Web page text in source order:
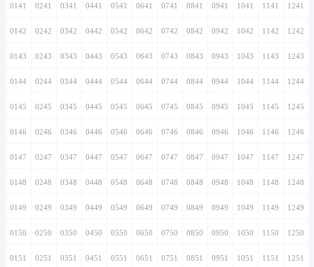
0141 0241 0341 0441 0541 0641 0741 0841 0941 1041 1141 1241
0142 0242 0342 0442 0542 0642 0742 0842 0942 1042 1142 1242
0143 0243 0343 0443 0543 0643 0743 0843 0943 1043 1143 1243
0144 0244 0344 0444 0544 0644 0744 0844 0944 1044 1144 1244
0145 0245 0345 0445 0545 0645 0745 0845 0945 1045 1145 1245
0146 0246 0346 0446 0546 0646 0746 0846 0946 1046 1146 1246
0147 0247 0347 0447 0547 0647 0747 0847 0947 1047 1147 1247
0148 0248 0348 0448 0548 0648 0748 0848 0948 1048 1148 1248
0149 0249 0349 0449 0549 0649 0749 0849 0949 1049 1149 1249
0150 0250 0350 0450 0550 0650 0750 0850 0950 1050 1150 1250
0151 0251 0351 0451 0551 0651 0751 0851 0951 1051 1151 1251